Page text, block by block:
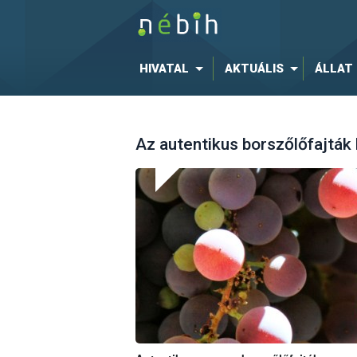
HIVATAL AKTUÁLIS ÁLLAT
Az autentikus borszőlőfajták